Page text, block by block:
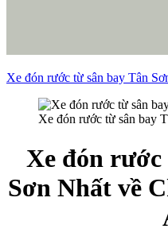
Xe đón rước từ sân bay Tân
Xe đón rước từ sân bay
Xe đón
Sơn Nhất về